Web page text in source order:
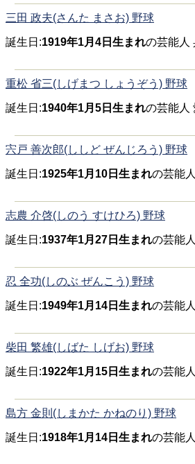
三田 政夫(さんた まさお) 野球
誕生日:1919年1月4日生まれの芸能人
重松 省三(しげまつ しょうぞう) 野球
誕生日:1940年1月5日生まれの芸能人
宍戸 善次郎(ししど ぜんじろう) 野球
誕生日:1925年1月10日生まれの芸能
志農 介啓(しのう すけひろ) 野球
誕生日:1937年1月27日生まれの芸能
忍 全功(しのぶ ぜんこう) 野球
誕生日:1949年1月14日生まれの芸能
柴田 繁雄(しばた しげお) 野球
誕生日:1922年1月15日生まれの芸能
島方 金則(しまかた かねのり) 野球
誕生日:1918年1月14日生まれの芸能